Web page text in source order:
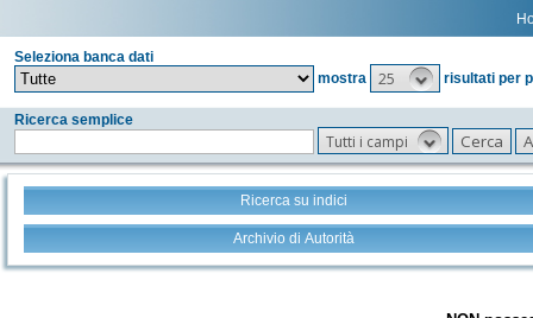
Seleziona banca dati
mostra
25 risultati per
Ricerca semplice
Tutti i campi
Ricerca su indici
Archivio di Autorità